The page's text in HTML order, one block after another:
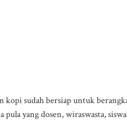
kopi sudah bersiap untuk
pula yang dosen, wiraswasta,